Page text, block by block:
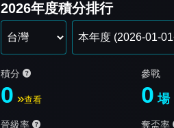
2026年度積分排行
積分
0 查看
參戰
0場
晉級率 奪盃率